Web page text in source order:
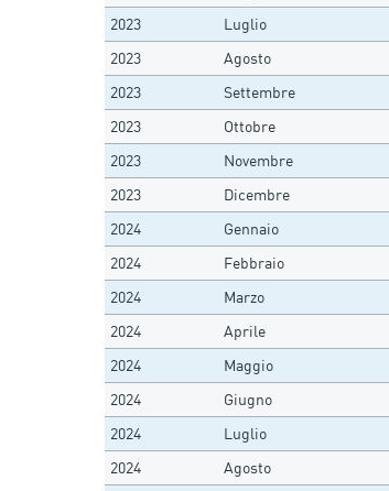
2023
Luglio
2023
Agosto
2023
Settembre
2023
Ottobre
2023
Novembre
2023
Dicembre
2024
Gennaio
2024
Febbraio
2024
Marzo
2024
Aprile
2024
Maggio
2024
Giugno
2024
Luglio
2024
Agosto